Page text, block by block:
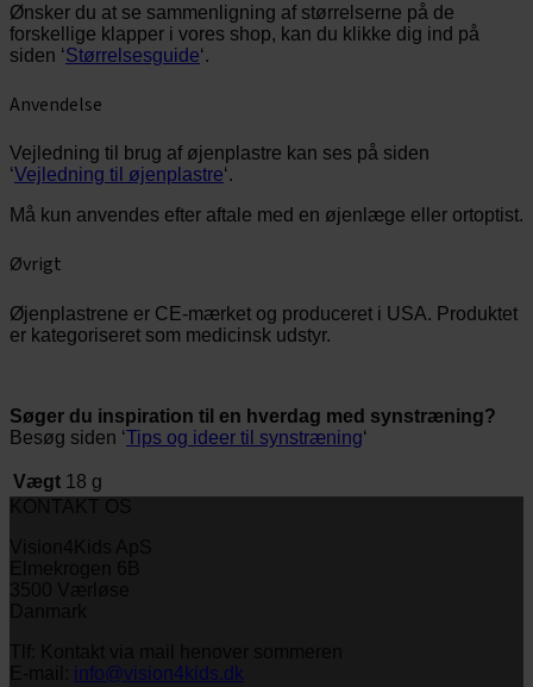
Ønsker du at se sammenligning af størrelserne på de
forskellige klapper i vores shop, kan du klikke dig ind på
siden ‘Størrelsesguide‘.
Anvendelse
Vejledning til brug af øjenplastre kan ses på siden
‘Vejledning til øjenplastre‘.
Må kun anvendes efter aftale med en øjenlæge eller ortoptist.
Øvrigt
Øjenplastrene er CE-mærket og produceret i USA. Produktet
er kategoriseret som medicinsk udstyr.
Søger du inspiration til en hverdag med synstræning?
Besøg siden ‘Tips og ideer til synstræning‘
Vægt 18 g
info@vision4kids.dk